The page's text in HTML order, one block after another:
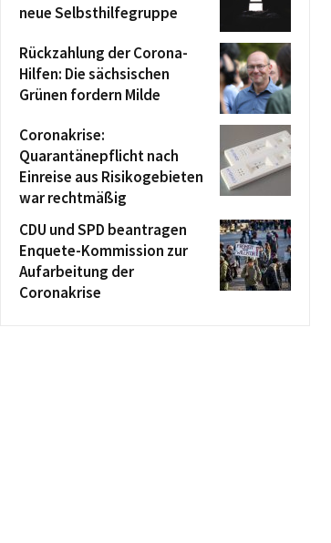
neue Selbsthilfegruppe
Rückzahlung der Corona-
Hilfen: Die sächsischen
Grünen fordern Milde
Coronakrise:
Quarantänepflicht nach
Einreise aus Risikogebieten
war rechtmäßig
CDU und SPD beantragen
Enquete-Kommission zur
Aufarbeitung der
Coronakrise